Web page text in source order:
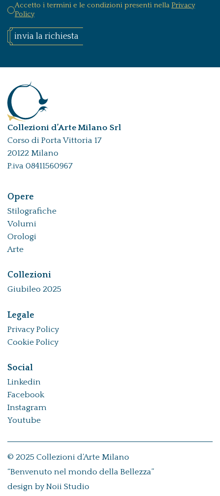
Accetto i termini e le condizioni presenti nella Privacy
Policy
invia la richiesta
Collezioni d’Arte Milano Srl
Corso di Porta Vittoria 17
20122 Milano
P.iva 08411560967
Opere
Stilografiche
Volumi
Orologi
Arte
Collezioni
Giubileo 2025
Legale
Privacy Policy
Cookie Policy
Social
Linkedin
Facebook
Instagram
Youtube
© 2025 Collezioni d’Arte Milano
“Benvenuto nel mondo della Bellezza”
design by Noii Studio